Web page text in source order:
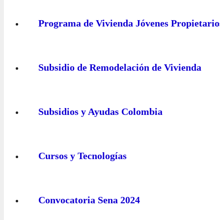
Programa de Vivienda Jóvenes
Subsidio de Remodelación de Vivienda
Subsidios y Ayudas Colombia
Cursos y Tecnologías
Convocatoria Sena 2024